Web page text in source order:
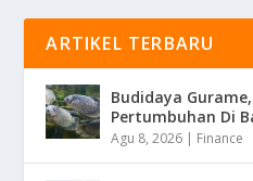
ARTIKEL TERBARU
Budidaya
Pertumbuhan Di
Agu 8, 2026 | Finance